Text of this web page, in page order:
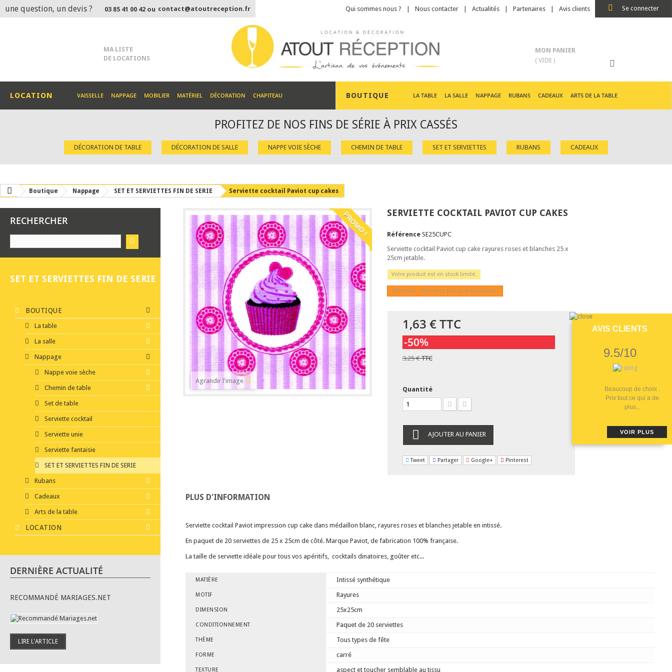
Se connecter
Qui sommes nous ? Nous contacter Actualités Partenaires Avis clients
une question, un devis ? 03 85 41 00 42 ou contact@atoutreception.fr
MA LISTE
DE LOCATIONS
MON PANIER
( VIDE )
LOCATION VAISSELLE NAPPAGE MOBILIER MATÉRIEL DÉCORATION CHAPITEAU BOUTIQUE LA TABLE LA SALLE NAPPAGE RUBANS CADEAUX ARTS DE LA TABLE
PROFITEZ DE NOS FINS DE SÉRIE À PRIX CASSÉS
DÉCORATION DE TABLE DÉCORATION DE SALLE NAPPE VOIE SÈCHE CHEMIN DE TABLE SET ET SERVIETTES RUBANS CADEAUX
Boutique Nappage SET ET SERVIETTES FIN DE SERIE Serviette cocktail Paviot cup cakes
RECHERCHER
SET ET SERVIETTES FIN DE SERIE
BOUTIQUE
La table
La salle
Nappage
Nappe voie sèche
Chemin de table
Set de table
Serviette cocktail
Serviette unie
Serviette fantaisie
SET ET SERVIETTES FIN DE SERIE
Rubans
Cadeaux
Arts de la table
LOCATION
DERNIÈRE ACTUALITÉ
RECOMMANDÉ MARIAGES.NET
LIRE L'ARTICLE
PROMO !
Agrandir l'image
SERVIETTE COCKTAIL PAVIOT CUP CAKES
Référence SE25CUPC
Serviette cocktail Paviot cup cake rayures roses et blanches 25 x
25cm jetable.
Votre produit est en stock limité.
Attention : dernières pièces disponibles !
1,63 €TTC
-50%
3,25 €TTC
Quantité
AJOUTER AU PANIER
Tweet Partager Google+ Pinterest
PLUS D'INFORMATION
Serviette cocktail Paviot impression cup cake dans médaillon blanc, rayures roses et blanches jetable en intissé.
En paquet de 20 serviettes de 25 x 25cm de côté. Marque Paviot, de fabrication 100% française.
La taille de serviette idéale pour tous vos apéritifs, cocktails dinatoires, goûter etc...
MATIÈRE Intissé synthétique
MOTIF Rayures
DIMENSION 25x25cm
CONDITIONNEMENT Paquet de 20 serviettes
THÈME Tous types de fête
FORME carré
TEXTURE aspect et toucher semblable au tissu
AVIS CLIENTS
9.5/10
Beaucoup de choix .
Prix tout ce qui a de
plus...
VOIR PLUS